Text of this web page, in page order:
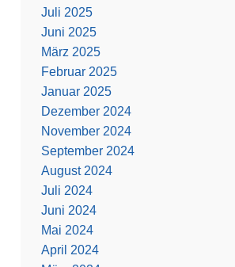
Juli 2025
Juni 2025
März 2025
Februar 2025
Januar 2025
Dezember 2024
November 2024
September 2024
August 2024
Juli 2024
Juni 2024
Mai 2024
April 2024